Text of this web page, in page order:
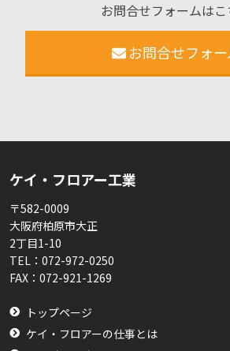
お問合せフォームはこ
お問合せフォ
ケイ・フロアー工業
〒582-0009
大阪府柏原市大正
2丁目1-10
TEL： 072-972-0250
FAX： 072-921-1269
トップページ
ケイ・フロアーの仕事とは